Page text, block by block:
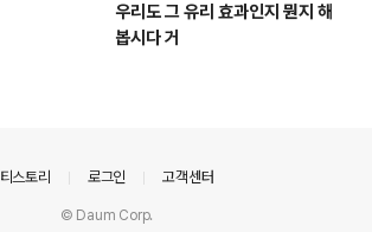
우리도 그 유리 효과인지 뭔지 해
봅시다 거
티스토리 로그인 고객센터
© Daum Corp.